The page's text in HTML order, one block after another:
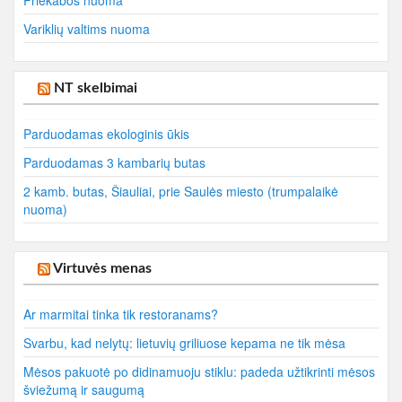
Variklių valtims nuoma
NT skelbimai
Parduodamas ekologinis ūkis
Parduodamas 3 kambarių butas
2 kamb. butas, Šiauliai, prie Saulės miesto (trumpalaikė
nuoma)
Virtuvės menas
Ar marmitai tinka tik restoranams?
Svarbu, kad nelytų: lietuvių griliuose kepama ne tik mėsa
Mėsos pakuotė po didinamuoju stiklu: padeda užtikrinti mėsos
šviežumą ir saugumą